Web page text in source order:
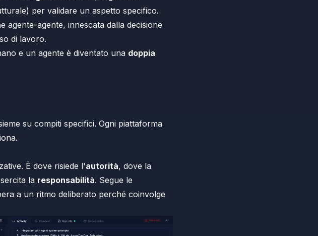
per validare un aspetto specifico.
agente-agente, innescata dalla decisione
di lavoro.
e un agente è diventato una doppia
su compiti specifici. Ogni piattaforma
È dove risiede l'autorità, dove la
la responsabilità. Segue le
a un ritmo deliberato perché coinvolge